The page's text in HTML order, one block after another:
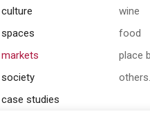
culture
spaces
markets
wine
food
place
society
case studies